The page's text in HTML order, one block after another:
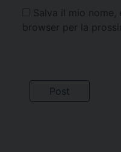
Salva il mio
browser per la